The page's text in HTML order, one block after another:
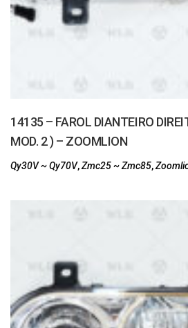
14135 – FAROL DIANTEIRO
MOD. 2 ) – ZOOMLION
Qy30V ~ Qy70V,Zmc25 ~ Zmc85,